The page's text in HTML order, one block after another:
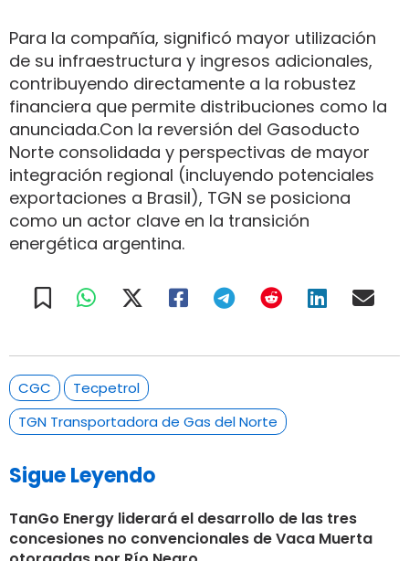
Para la compañía, significó mayor utilización
de su infraestructura y ingresos adicionales,
contribuyendo directamente a la robustez
financiera que permite distribuciones como la
anunciada.Con la reversión del Gasoducto
Norte consolidada y perspectivas de mayor
integración regional (incluyendo potenciales
exportaciones a Brasil), TGN se posiciona
como un actor clave en la transición
energética argentina.
CGC
Tecpetrol
TGN Transportadora de Gas del Norte
Sigue Leyendo
TanGo Energy liderará el desarrollo de las tres
concesiones no convencionales de Vaca Muerta